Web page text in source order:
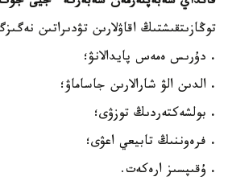
توڭازىتقىشتىڭ اقاۋلارىن تۋدىراتىن
. دۇرىس ەمەس پايدالانۋ؛
. الدىن الۋ شارالارىن جاساماۋ؛
. بولشەكتەردىڭ توزۋى؛
. فرەوننىڭ تابيعي اعۋى؛
. ۇقىپسىز ارەكەت.